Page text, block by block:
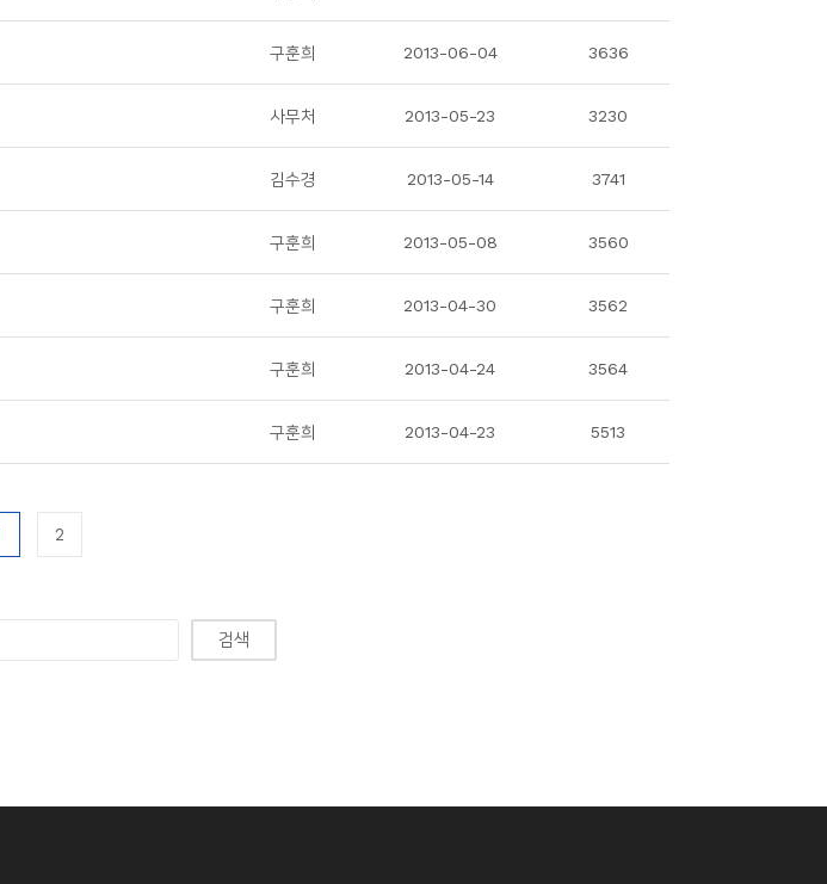
구훈희 2013-06-04 3636
사무처 2013-05-23 3230
김수경 2013-05-14 3741
구훈희 2013-05-08 3560
구훈희 2013-04-30 3562
구훈희 2013-04-24 3564
구훈희 2013-04-23 5513
2